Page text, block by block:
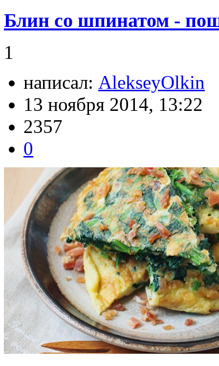
Блин со шпинатом -
1
написал: AlekseyOlkin
13 ноября 2014, 13:22
2357
0